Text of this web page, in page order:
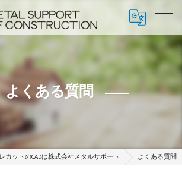
よくある質問
カットのCADは株式会社メタルサポート よくある質問